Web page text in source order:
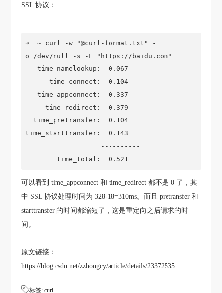
SSL 协议：
➜  ~ curl -w "@curl-format.txt" -
o /dev/null -s -L "https://baidu.com"
time_namelookup:  0.067
time_connect:  0.104
time_appconnect:  0.337
time_redirect:  0.379
time_pretransfer:  0.104
time_starttransfer:  0.143
----------
time_total:  0.521
可以看到 time_appconnect 和 time_redirect 都不是 0 了，其
中 SSL 协议处理时间为 328-18=310ms。而且 pretransfer 和
starttransfer 的时间都缩短了，这是重定向之后请求的时
间。
原文链接：
https://blog.csdn.net/zzhongcy/article/details/23372535
标签: curl